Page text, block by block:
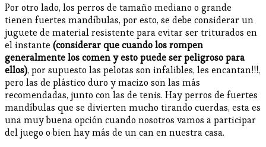
Por otro lado, los perros de tamaño mediano o grande
tienen fuertes mandíbulas, por esto, se debe considerar un
juguete de material resistente para evitar ser triturados en
el instante (considerar que cuando los rompen
generalmente los comen y esto puede ser peligroso para
ellos), por supuesto las pelotas son infalibles, les encantan!!!,
pero las de plástico duro y macizo son las más
recomendadas, junto con las de tenis. Hay perros de fuertes
mandíbulas que se divierten mucho tirando cuerdas, esta es
una muy buena opción cuando nosotros vamos a participar
del juego o bien hay más de un can en nuestra casa.